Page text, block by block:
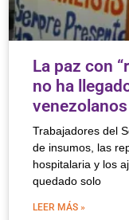
La paz con
no ha
venezolanos
Trabajadores del
de insumos, las
hospitalaria y los
quedado solo
LEER MÁS »